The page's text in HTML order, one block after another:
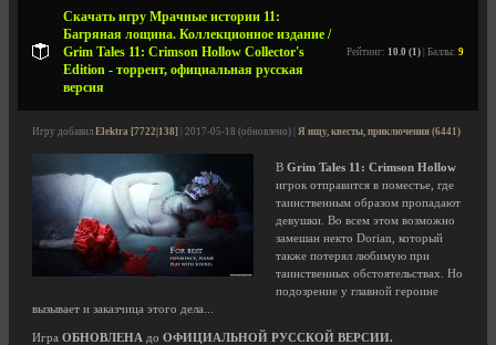
Скачать игру Мрачные истории 11:
Багряная лощина. Коллекционное издание /
Grim Tales 11: Crimson Hollow Collector's
Edition - торрент, официальная русская
версия
Рейтинг: 10.0 (1) | Баллы: 9
Игру добавил Elektra [7722|138] | 2017-05-18 (обновлено) | Я ищу, квесты, приключения (6441)
В Grim Tales 11: Crimson Hollow
игрок отправится в поместье, где
таинственным образом пропадают
девушки. Во всем этом возможно
замешан некто Dorian, который
также потерял любимую при
таинственных обстоятельствах. Но
подозрение у главной героине
вызывает и заказчица этого дела...
Игра ОБНОВЛЕНА до ОФИЦИАЛЬНОЙ РУССКОЙ ВЕРСИИ.